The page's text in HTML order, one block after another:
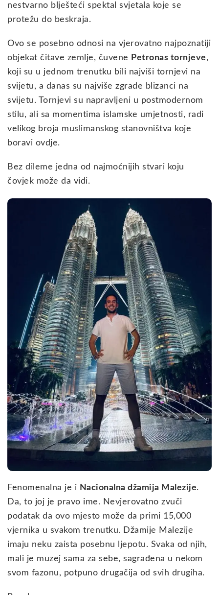
nestvarno blješteći spektal svjetala koje se
protežu do beskraja.
Ovo se posebno odnosi na vjerovatno najpoznatiji
objekat čitave zemlje, čuvene Petronas tornjeve,
koji su u jednom trenutku bili najviši tornjevi na
svijetu, a danas su najviše zgrade blizanci na
svijetu. Tornjevi su napravljeni u postmodernom
stilu, ali sa momentima islamske umjetnosti, radi
velikog broja muslimanskog stanovništva koje
boravi ovdje.
Bez dileme jedna od najmoćnijih stvari koju
čovjek može da vidi.
Fenomenalna je i Nacionalna džamija Malezije.
Da, to joj je pravo ime. Nevjerovatno zvuči
podatak da ovo mjesto može da primi 15,000
vjernika u svakom trenutku. Džamije Malezije
imaju neku zaista posebnu ljepotu. Svaka od njih,
mali je muzej sama za sebe, sagrađena u nekom
svom fazonu, potpuno drugačija od svih drugiha.